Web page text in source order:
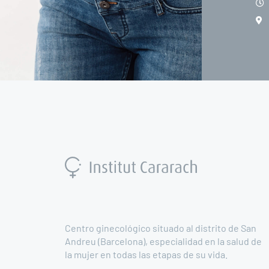
Centro ginecológico situado al distrito de San
Andreu (Barcelona), especialidad en la salud de
la mujer en todas las etapas de su vida.